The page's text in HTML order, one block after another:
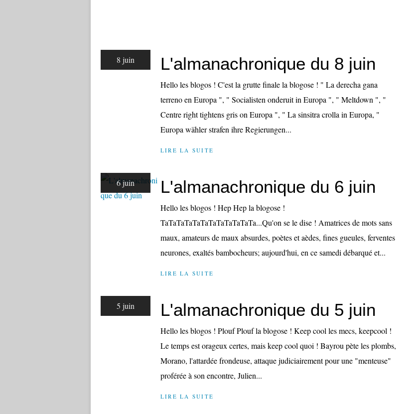
8 juin L'almanachronique du 8 juin
Hello les blogos ! C'est la grutte finale la blogose ! " La derecha gana
terreno en Europa ", " Socialisten onderuit in Europa ", " Meltdown ", "
Centre right tightens gris on Europa ", " La sinsitra crolla in Europa, "
Europa wähler strafen ihre Regierungen...
LIRE LA SUITE
6 juin L'almanachronique du 6 juin
Hello les blogos ! Hep Hep la blogose !
TaTaTaTaTaTaTaTaTaTaTaTa...Qu'on se le dise ! Amatrices de mots sans
maux, amateurs de maux absurdes, poètes et aèdes, fines gueules, ferventes
neurones, exaltés bambocheurs; aujourd'hui, en ce samedi débarqué et...
LIRE LA SUITE
5 juin L'almanachronique du 5 juin
Hello les blogos ! Plouf Plouf la blogose ! Keep cool les mecs, keepcool !
Le temps est orageux certes, mais keep cool quoi ! Bayrou pète les plombs,
Morano, l'attardée frondeuse, attaque judiciairement pour une "menteuse"
proférée à son encontre, Julien...
LIRE LA SUITE